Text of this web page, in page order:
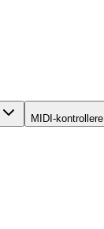
MIDI-kontrollere